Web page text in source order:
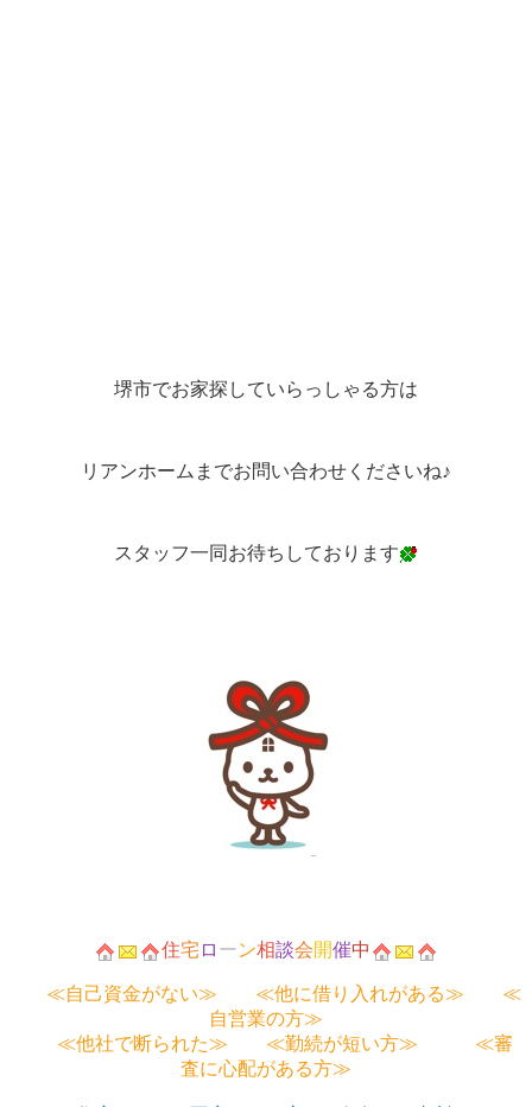
堺市でお家探していらっしゃる方は
リアンホームまでお問い合わせくださいね♪
スタッフ一同お待ちしております
住宅 ロ ーン相談会開催中
≪自己資金がない≫ ≪他に借り入れがある≫ ≪
自営業の方≫
≪他社で断られた≫ ≪勤続が短い方≫ ≪審
査に心配がある方≫